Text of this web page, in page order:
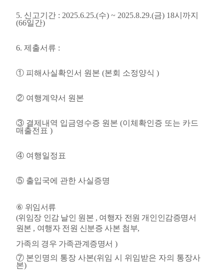
5. 신고기간 : 2025.6.25.(수) ~ 2025.8.29.(금) 18시까지
(66일간)
6. 제출서류 :
① 피해사실확인서 원본 (본회 소정양식 )
② 여행계약서 원본
③ 결제내역 입금영수증 원본 (이체확인증 또는 카드
매출전표 )
④ 여행일정표
⑤ 출입국에 관한 사실증명
⑥ 위임서류
(위임장 인감 날인 원본 , 여행자 전원 개인인감증명서
원본 , 여행자 전원 신분증 사본 첨부,
가족의 경우 가족관계증명서 )
⑦ 본인명의 통장 사본(위임 시 위임받은 자의 통장사
본)